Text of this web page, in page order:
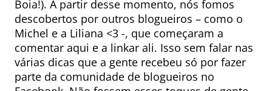
Boia!). A partir desse momento, nós fomos
descobertos por outros blogueiros – como o
Michel e a Liliana <3 -, que começaram a
comentar aqui e a linkar ali. Isso sem falar nas
várias dicas que a gente recebeu só por fazer
parte da comunidade de blogueiros no